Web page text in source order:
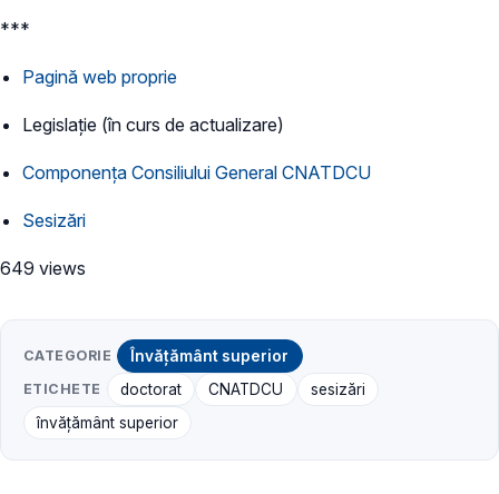
***
Pagină web proprie
Legislație (în curs de actualizare)
Componența Consiliului General CNATDCU
Sesizări
649 views
CATEGORIE Învățământ superior
ETICHETE doctorat CNATDCU
sesizări
învățământ superior